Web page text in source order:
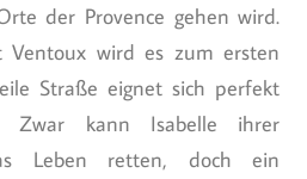
der Provence gehen wird.
wird es zum ersten
Straße eignet sich perfekt
Zwar kann Isabelle ihrer
Leben retten, doch ein